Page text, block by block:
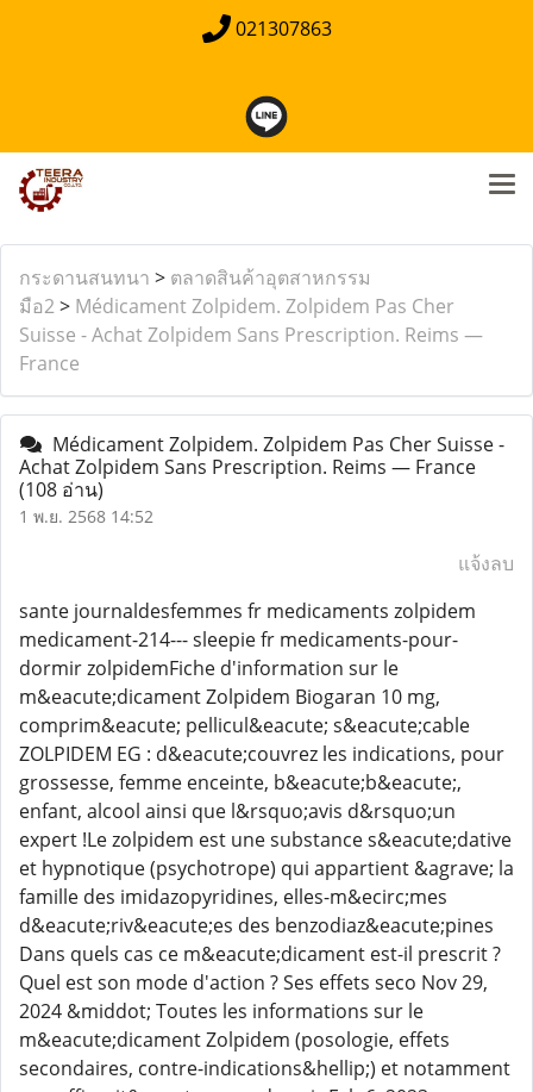
021307863
กระดานสนทนา > ตลาดสินค้าอุตสาหกรรม
มือ2> Médicament Zolpidem. Zolpidem Pas Cher
Suisse - Achat Zolpidem Sans Prescription. Reims —
France
Médicament Zolpidem. Zolpidem Pas Cher Suisse -
Achat Zolpidem Sans Prescription. Reims — France
(108 อ่าน)
1 พ.ย. 2568 14:52
แจ้งลบ
sante journaldesfemmes fr medicaments zolpidem
medicament-214--- sleepie fr medicaments-pour-
dormir zolpidemFiche d'information sur le
m&eacute;dicament Zolpidem Biogaran 10 mg,
comprim&eacute; pellicul&eacute; s&eacute;cable
ZOLPIDEM EG : d&eacute;couvrez les indications, pour
grossesse, femme enceinte, b&eacute;b&eacute;,
enfant, alcool ainsi que l&rsquo;avis d&rsquo;un
expert !Le zolpidem est une substance s&eacute;dative
et hypnotique (psychotrope) qui appartient &agrave; la
famille des imidazopyridines, elles-m&ecirc;mes
d&eacute;riv&eacute;es des benzodiaz&eacute;pines
Dans quels cas ce m&eacute;dicament est-il prescrit ?
Quel est son mode d'action ? Ses effets seco Nov 29,
2024 &middot; Toutes les informations sur le
m&eacute;dicament Zolpidem (posologie, effets
secondaires, contre-indications&hellip;) et notamment